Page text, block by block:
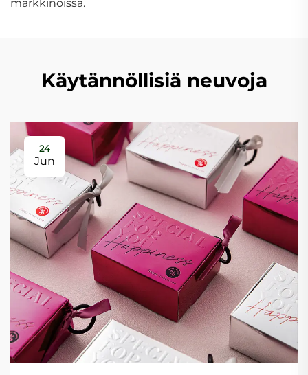
markkinoissa.
Käytännöllisiä neuvoja
24
Jun